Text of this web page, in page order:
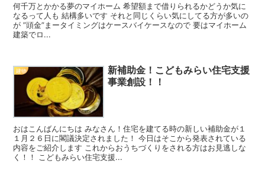
何千万とかかる夢のマイホーム 希望額まで借りられるかどうか気に
なるって人も 結構多いです それと同じくらい気にしてる方が多いの
が ”頭金”まータイミングはケースバイケースなので 要はマイホーム
建築でロ...
建物
新補助金！こどもみらい住宅支援
事業創設！！
おはこんばんにちは みなさん！住宅を建てる時の新しい補助金が１
１月２６日に閣議決定されました！ 今日はそこから発表されている
内容をご紹介します これからおうちづくりをされる方はお見逃しな
く！！ こどもみらい住宅支援...